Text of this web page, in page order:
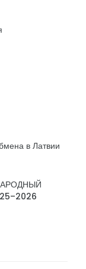
в Латвии